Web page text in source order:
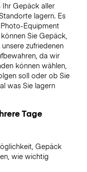
Gepäck aller
lagern. Es
Equipment
Sie Gepäck,
zufriedenen
da wir
können wählen,
soll oder ob Sie
was Sie lagern
Tage
Gepäck
wie wichtig